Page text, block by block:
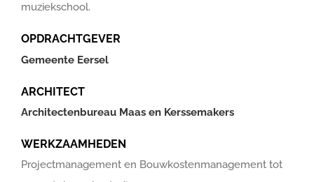
muziekschool.
OPDRACHTGEVER
Gemeente Eersel
ARCHITECT
Architectenbureau Maas en Kerssemakers
WERKZAAMHEDEN
Projectmanagement en Bouwkostenmanagement tot